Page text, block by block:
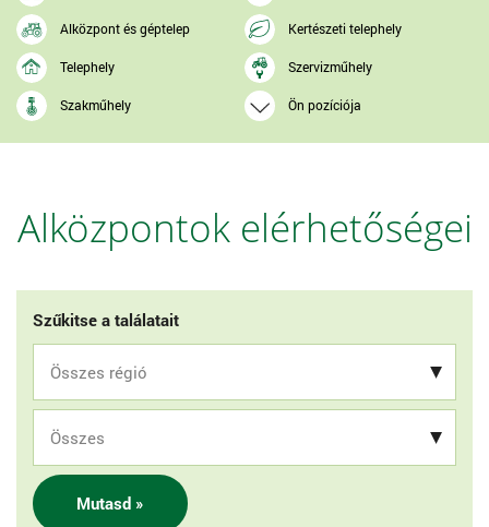
Alközpont és géptelep Kertészeti telephely
Telephely Szervizműhely
Szakműhely Ön pozíciója
Alközpontok elérhetőségei
Szűkitse a találatait
Mutasd »